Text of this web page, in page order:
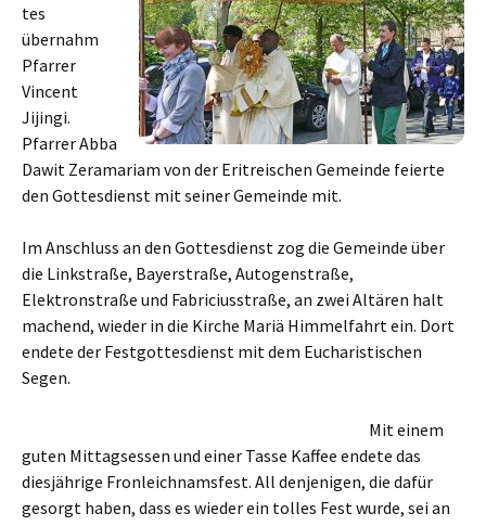
tes
übernahm
Pfarrer
Vincent
Jijingi.
Pfarrer Abba
Dawit Zeramariam von der Eritreischen Gemeinde feierte
den Gottesdienst mit seiner Gemeinde mit.
Im Anschluss an den Gottesdienst zog die Gemeinde über
die Linkstraße, Bayerstraße, Autogenstraße,
Elektronstraße und Fabriciusstraße, an zwei Altären halt
machend, wieder in die Kirche Mariä Himmelfahrt ein. Dort
endete der Festgottesdienst mit dem Eucharistischen
Segen.
Mit einem
guten Mittagsessen und einer Tasse Kaffee endete das
diesjährige Fronleichnamsfest. All denjenigen, die dafür
gesorgt haben, dass es wieder ein tolles Fest wurde, sei an